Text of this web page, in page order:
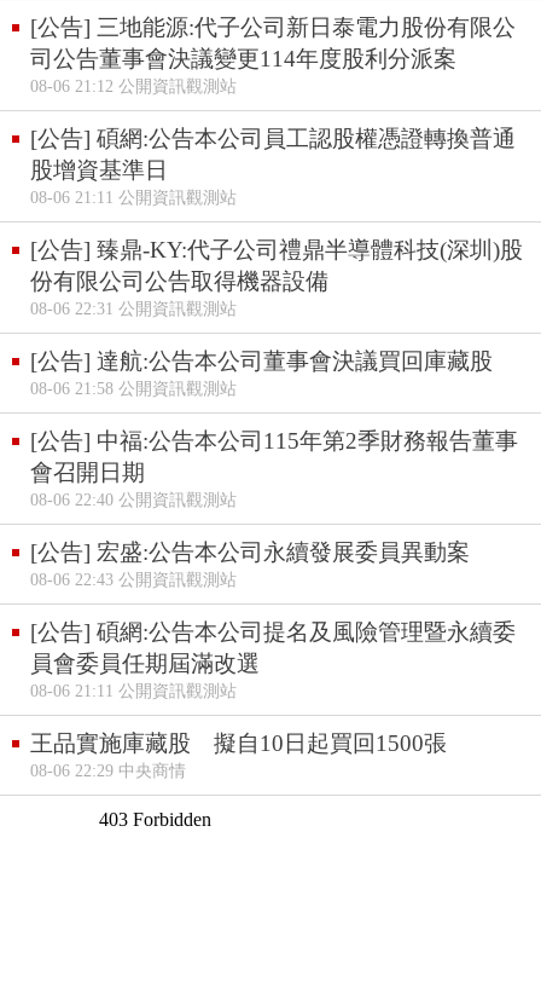
[公告] 三地能源:代子公司新日泰電力股份有限公
司公告董事會決議變更114年度股利分派案
08-06 21:12 公開資訊觀測站
[公告] 碩網:公告本公司員工認股權憑證轉換普通
股增資基準日
08-06 21:11 公開資訊觀測站
[公告] 臻鼎-KY:代子公司禮鼎半導體科技(深圳)股
份有限公司公告取得機器設備
08-06 22:31 公開資訊觀測站
[公告] 達航:公告本公司董事會決議買回庫藏股
08-06 21:58 公開資訊觀測站
[公告] 中福:公告本公司115年第2季財務報告董事
會召開日期
08-06 22:40 公開資訊觀測站
[公告] 宏盛:公告本公司永續發展委員異動案
08-06 22:43 公開資訊觀測站
[公告] 碩網:公告本公司提名及風險管理暨永續委
員會委員任期屆滿改選
08-06 21:11 公開資訊觀測站
王品實施庫藏股 擬自10日起買回1500張
08-06 22:29 中央商情